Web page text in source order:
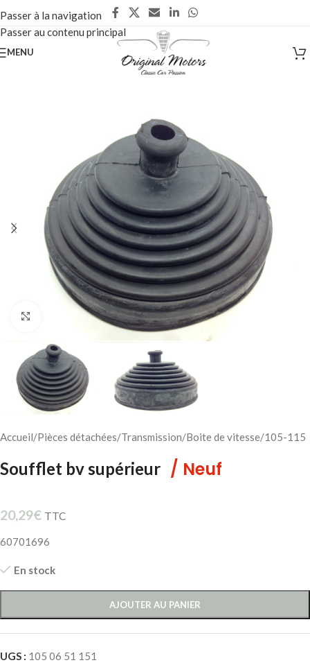
Passer à la navigation
Passer au contenu principal
MENU
Cliquez pour agrandir
Accueil/Pièces détachées/Transmission/Boite de vitesse/105-115
Soufflet bv supérieur / Neuf
20,29€ TTC
60701696
En stock
AJOUTER AU PANIER
UGS : 105 06 51 151